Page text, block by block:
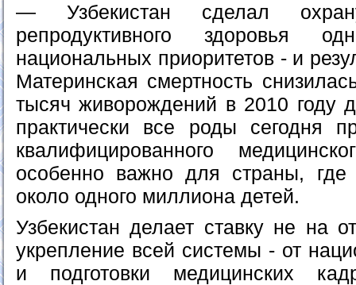
— Узбекистан сделал
репродуктивного здоровья
национальных приоритетов - и
Материнская смертность
тысяч живорождений в 2010 году
практически все роды сегодня
квалифицированного
особенно важно для страны, где
около одного миллиона детей.
Узбекистан делает ставку не на
укрепление всей системы - от
и подготовки медицинских